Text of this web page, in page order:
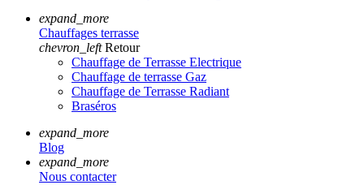
expand_more
Chauffages terrasse
chevron_left Retour
Chauffage de Terrasse Electrique
Chauffage de terrasse Gaz
Chauffage de Terrasse Radiant
Braséros
expand_more
Blog
expand_more
Nous contacter